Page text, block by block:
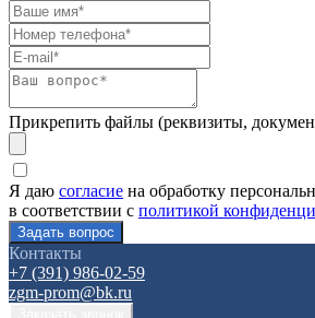
Прикрепить файлы (реквизиты,
Я даю согласие на обработку
в соответствии с политикой
Контакты
+7 (391) 986-02-59
zgm-prom@bk.ru